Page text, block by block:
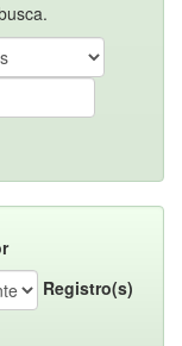
Registro(s)